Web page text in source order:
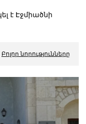
է Էջմիածնի
Բոլոր նորությունները